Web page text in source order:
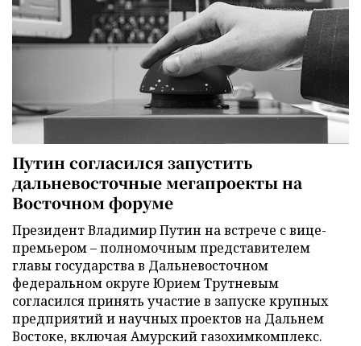
Путин согласился запустить
дальневосточные мегапроекты на
Восточном форуме
Президент Владимир Путин на встрече с вице-
премьером – полномочным представителем
главы государства в Дальневосточном
федеральном округе Юрием Трутневым
согласился принять участие в запуске крупных
предприятий и научных проектов на Дальнем
Востоке, включая Амурский газохимкомплекс.